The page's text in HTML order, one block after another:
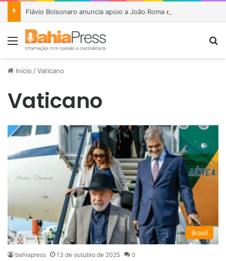
Menu
Início /Vaticano
Vaticano
Brasil
bahiapress 13 de outubro de 2025 0